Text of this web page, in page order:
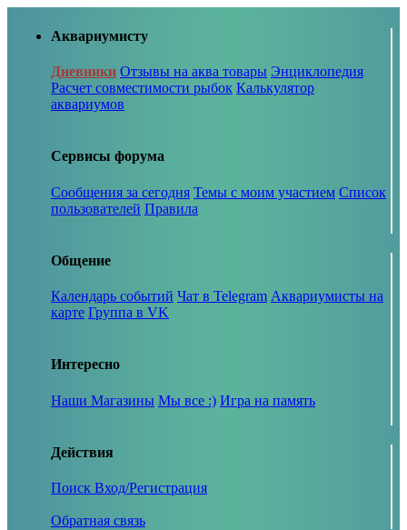
Аквариумисту
Дневники Отзывы на аква товары Энциклопедия
Расчет совместимости рыбок Калькулятор
аквариумов
Сервисы форума
Сообщения за сегодня Темы с моим участием Список
пользователей Правила
Общение
Календарь событий Чат в Telegram Аквариумисты на
карте Группа в VK
Интересно
Наши Магазины Мы все :) Игра на память
Действия
Поиск Вход/Регистрация
Обратная связь